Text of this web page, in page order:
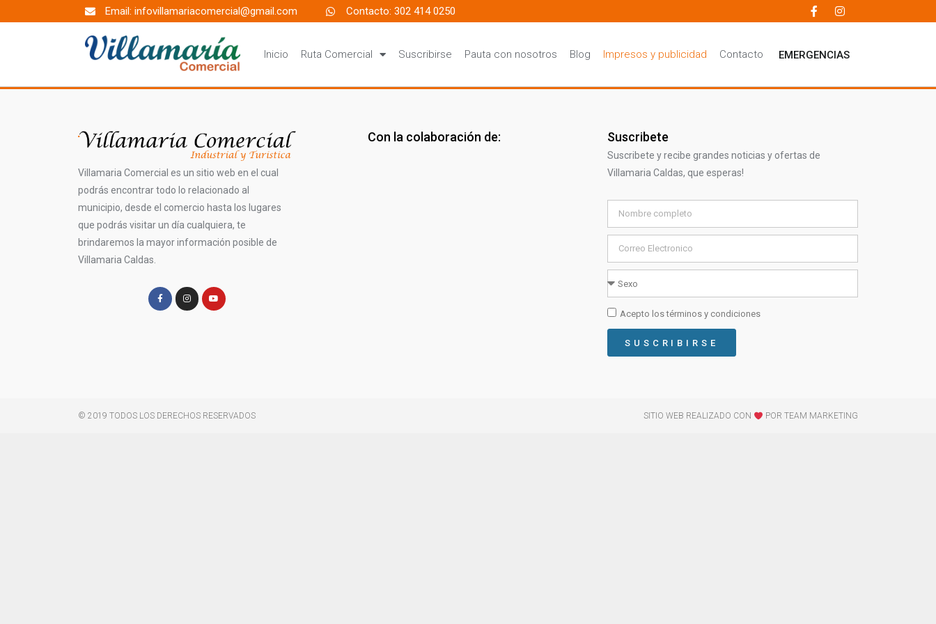
Email: infovillamariacomercial@gmail.com Contacto: 302 414 0250
Inicio Ruta Comercial Suscribirse Pauta con nosotros Blog Impresos y publicidad Contacto EMERGENCIAS
Villamaria Comercial es un sitio web en el cual
podrás encontrar todo lo relacionado al
municipio, desde el comercio hasta los lugares
que podrás visitar un día cualquiera, te
brindaremos la mayor información posible de
Villamaria Caldas.
Con la colaboración de: Suscribete
Suscribete y recibe grandes noticias y ofertas de
Villamaria Caldas, que esperas!
Acepto los términos y condiciones
SUSCRIBIRSE
© 2019 TODOS LOS DERECHOS RESERVADOS SITIO WEB REALIZADO CON POR TEAM MARKETING